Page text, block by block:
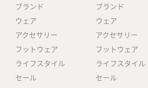
ブランド
ウェア
アクセサリー
フットウェア
ライフスタイル
セール
ブランド
ウェア
アクセサリー
フットウェア
ライフスタイル
セール